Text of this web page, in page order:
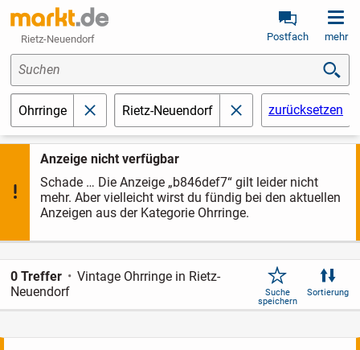
Rietz-Neuendorf Postfach mehr
Anzeige nicht verfügbar
Schade … Die Anzeige „b846def7“ gilt leider nicht
mehr. Aber vielleicht wirst du fündig bei den aktuellen
Anzeigen aus der Kategorie Ohrringe.
Suchen
Ohrringe schließenRietz-Neuendorf schließenzurücksetzen
0 Treffer
Vintage Ohrringe in Rietz-
Neuendorf
Suche
speichern
Sortierung